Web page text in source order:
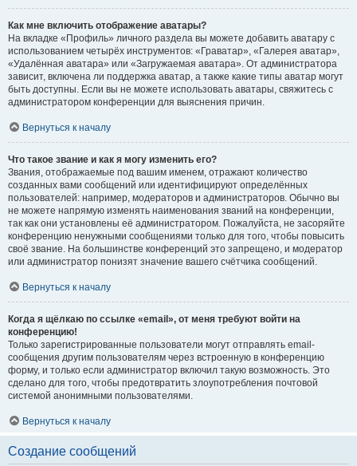
Как мне включить отображение аватары?
На вкладке «Профиль» личного раздела вы можете добавить аватару с
использованием четырёх инструментов: «Граватар», «Галерея аватар»,
«Удалённая аватара» или «Загружаемая аватара». От администратора
зависит, включена ли поддержка аватар, а также какие типы аватар могут
быть доступны. Если вы не можете использовать аватары, свяжитесь с
администратором конференции для выяснения причин.
Вернуться к началу
Что такое звание и как я могу изменить его?
Звания, отображаемые под вашим именем, отражают количество
созданных вами сообщений или идентифицируют определённых
пользователей: например, модераторов и администраторов. Обычно вы
не можете напрямую изменять наименования званий на конференции,
так как они установлены её администратором. Пожалуйста, не засоряйте
конференцию ненужными сообщениями только для того, чтобы повысить
своё звание. На большинстве конференций это запрещено, и модератор
или администратор понизят значение вашего счётчика сообщений.
Вернуться к началу
Когда я щёлкаю по ссылке «email», от меня требуют войти на
конференцию!
Только зарегистрированные пользователи могут отправлять email-
сообщения другим пользователям через встроенную в конференцию
форму, и только если администратор включил такую возможность. Это
сделано для того, чтобы предотвратить злоупотребления почтовой
системой анонимными пользователями.
Вернуться к началу
Создание сообщений